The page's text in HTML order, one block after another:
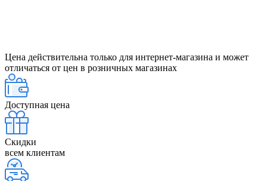
Цена действительна только для интернет-магазина и может
отличаться от цен в розничных магазинах
Доступная цена
Скидки
всем клиентам